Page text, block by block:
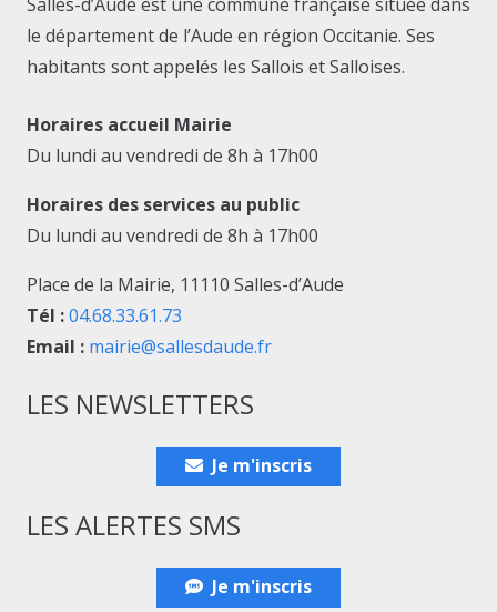
le département de l’Aude en région Occitanie. Ses
habitants sont appelés les Sallois et Salloises.
Horaires accueil Mairie
Du lundi au vendredi de 8h à 17h00
Horaires des services au public
Du lundi au vendredi de 8h à 17h00
Place de la Mairie, 11110 Salles-d’Aude
Tél :04.68.33.61.73
Email : mairie@sallesdaude.fr
LES NEWSLETTERS
Je m'inscris
LES ALERTES SMS
Je m'inscris